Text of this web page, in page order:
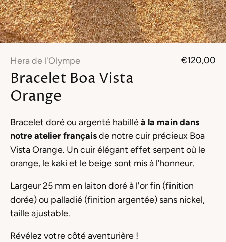
Hera de l'Olympe €120,00
Bracelet Boa Vista
Orange
Bracelet doré ou argenté habilléà la main dans
notre atelier françaisde notre cuir précieux Boa
Vista Orange. Un cuir élégant effet serpent où le
orange, le kaki et le beige sont mis à l’honneur.
Largeur 25 mm en laiton doré à l'or fin (finition
dorée) ou palladié (finition argentée) sans nickel,
taille ajustable.
Révélez votre côté aventurière !